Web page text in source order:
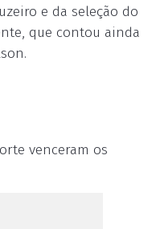
e da seleção do
que contou ainda
venceram os